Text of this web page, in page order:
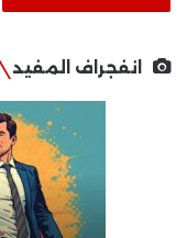
انفجراف المفيد